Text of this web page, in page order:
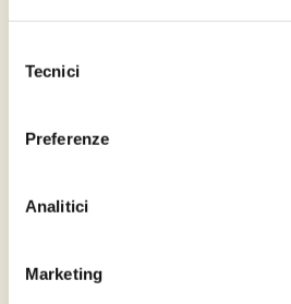
delTecnici
Preferenze
Analitici
Marketing